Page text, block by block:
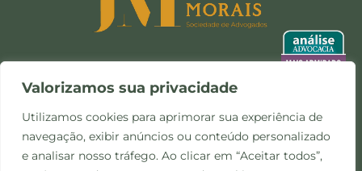
Valorizamos sua privacidade
Utilizamos cookies para aprimorar sua experiência de
navegação, exibir anúncios ou conteúdo personalizado
e analisar nosso tráfego. Ao clicar em “Aceitar todos”,
Política de
Privacidade e Cookies
©Copyright 2024 -
Todos os direitos
reservados.
Site desenvolvido pela
Otimize Comunicação